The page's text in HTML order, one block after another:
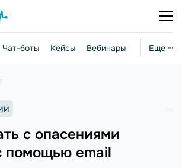
Еще ···
Чат-боты Кейсы Вебинары Стратегии
с опасениями
помощью email